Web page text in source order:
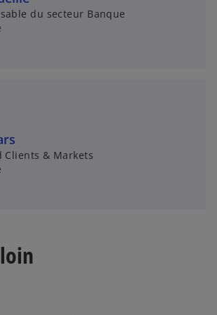
du secteur Banque
Clients & Markets